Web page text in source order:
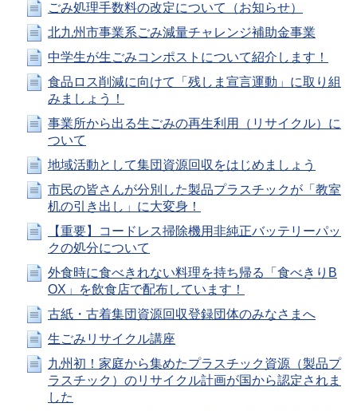
ごみ処理手数料の改定について（お知らせ）
北九州市事業系ごみ減量チャレンジ補助金事業
中学生が生ごみコンポストについて紹介します！
食品ロス削減に向けて「残しま宣言運動」に取り組
みましょう！
事業所から出る生ごみの再生利用（リサイクル）に
ついて
地域活動として集団資源回収をはじめましょう
市民の皆さんが分別した製品プラスチックが「教室
机の引き出し」に大変身！
【重要】コードレス掃除機用非純正バッテリーパッ
クの処分について
外食時に食べきれない料理を持ち帰る「食べきりB
OX」を飲食店で配布しています！
古紙・古着集団資源回収登録団体のみなさまへ
生ごみリサイクル講座
九州初！家庭から集めたプラスチック資源（製品プ
ラスチック）のリサイクル計画が国から認定されま
した